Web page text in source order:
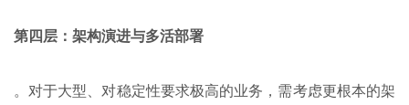
第四层：架构演进与多活部署
。对于大型、对稳定性要求极高的业务，需考虑更根本的架